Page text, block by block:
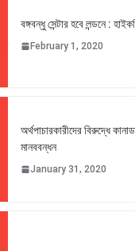
বঙ্গবন্ধু সেন্টার হবে লন্ডনে :
February 1, 2020
অর্থপাচারকারীদের বিরুদ্ধে
মানববন্ধন
January 31, 2020